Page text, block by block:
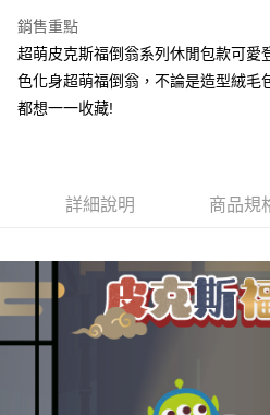
台灣樂天信用卡公司
台新國際商業銀行
台灣樂天信用卡公司
Google Pay
大哥付你分期
相關說明
成交易。
消。如遇「轉專審核」未通過狀況，表示
法說明評估內容。
【繳款方式說明】
1.分期款項不併入電信帳單，「大哥付你
醒簡訊。
2.透過簡訊連結打開帳單後，可選擇「超
帳／街口支付／iPASS MONEY」等通路繳
AFTEE先享後付是「在收到商品之後才付
２．便利：只要手機號碼，簡訊認證，即
３．安心：先確認商品／服務後，再付款
【「AFTEE先享後付」結帳流程】
１．於結帳方式選擇「AFTEE先享後付
２．訂單成立數日內，您將收到繳費通知
３．收到繳費通知簡訊後14天內，點擊此
ATM付款
運送方式
全家取貨付款
每筆NT$80，滿NT$1,000(含以上)免
每筆NT$80，滿NT$1,000(含以上)免
銷售重點
超萌皮克斯福倒翁系列休閒包款可愛
色化身超萌福倒翁，不論是造型絨毛
都想一一收藏!
詳細說明 商品規